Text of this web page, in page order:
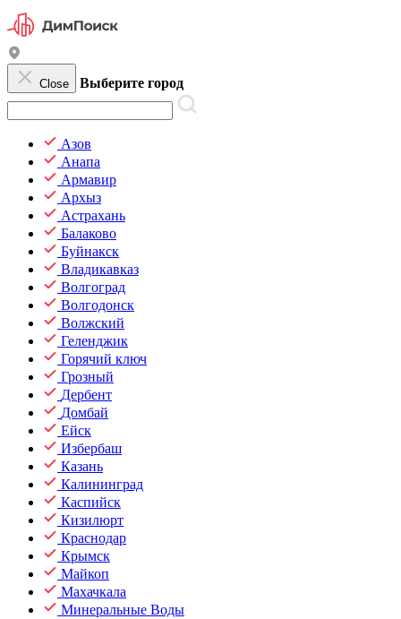
Close Выберите город
Азов
Анапа
Армавир
Архыз
Астрахань
Балаково
Буйнакск
Владикавказ
Волгоград
Волгодонск
Волжский
Геленджик
Горячий ключ
Грозный
Дербент
Домбай
Ейск
Избербаш
Казань
Калининград
Каспийск
Кизилюрт
Краснодар
Крымск
Майкоп
Махачкала
Минеральные Воды